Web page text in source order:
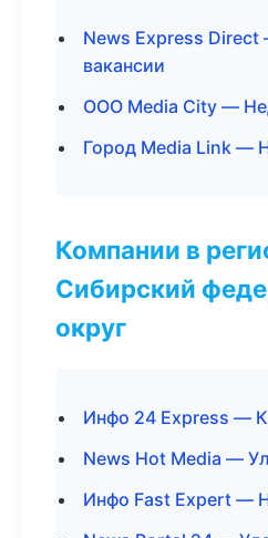
News Express Direct
вакансии
ООО Media City —
Город Media Link —
Компании в
Сибирский
округ
Инфо 24 Express —
News Hot Media —
Инфо Fast Expert —